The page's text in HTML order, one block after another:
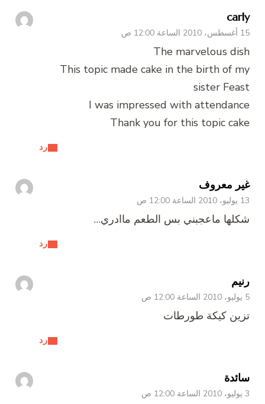
carly
15 أغسطس، 2010 الساعة 12:00 ص
رد
The marvelous dish
This topic made cake in the birth of my
sister Feast
I was impressed with attendance
Thank you for this topic cake
غير معروف
13 يوليو، 2010 الساعة 12:00 ص
رد
شكلها ماعجبني بس الطعم ماادري…
رنيم
5 يوليو، 2010 الساعة 12:00 ص
رد
تزين كيكة طورطات
سائدة
3 يوليو، 2010 الساعة 12:00 ص